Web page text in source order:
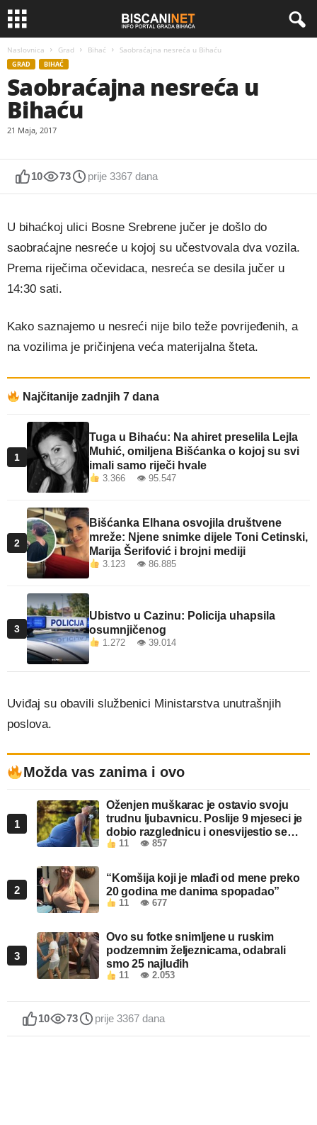
Naslovnica Grad Bihać Saobraćajna nesreća u Bihaću
GRAD BIHAĆ
Saobraćajna nesreća u
Bihaću
21 Maja, 2017
10 73 prije 3367 dana
U bihaćkoj ulici Bosne Srebrene jučer je došlo do
saobraćajne nesreće u kojoj su učestvovala dva vozila.
Prema riječima očevidaca, nesreća se desila jučer u
14:30 sati.
Kako saznajemo u nesreći nije bilo teže povrijeđenih, a
na vozilima je pričinjena veća materijalna šteta.
Najčitanije zadnjih 7 dana
1
Tuga u Bihaću: Na ahiret preselila Lejla
Muhić, omiljena Bišćanka o kojoj su svi
imali samo riječi hvale
3.366 👁 95.547
2
Bišćanka Elhana osvojila društvene
mreže: Njene snimke dijele Toni Cetinski,
Marija Šerifović i brojni mediji
3.123 👁 86.885
3
Ubistvo u Cazinu: Policija uhapsila
osumnjičenog
1.272 👁 39.014
Uviđaj su obavili službenici Ministarstva unutrašnjih
poslova.
Možda vas zanima i ovo
1
Oženjen muškarac je ostavio svoju
trudnu ljubavnicu. Poslije 9 mjeseci je
dobio razglednicu i onesvijestio se
kada je pročitao šta piše!
11 👁 857
2
“Komšija koji je mlađi od mene preko
20 godina me danima spopadao”
11 👁 677
3
Ovo su fotke snimljene u ruskim
podzemnim željeznicama, odabrali
smo 25 najluđih
11 👁 2.053
10 73 prije 3367 dana